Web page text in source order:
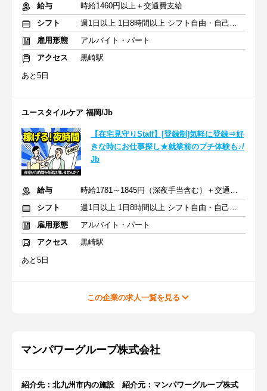
給与
時給1460円以上＋交通費支給
シフト
週1日以上 1日8時間以上 シフト自由・自己申告
雇用形態
アルバイト・パート
アクセス
黒崎駅
あと5日
ユースタイルケア 福岡/Jb
【在宅見守りStaff】[登録制]気軽に登録⇒好
きな時にお仕事探し★就業前のプチ体験も♪/
Jb
給与
時給1781～1845円（深夜手当含む）＋交通費支給
シフト
週1日以上 1日8時間以上 シフト自由・自己申告
雇用形態
アルバイト・パート
アクセス
黒崎駅
あと5日
この企業の求人一覧を見る
マンパワーグループ株式会社
紹介先：北九州市内の施設 紹介元：マンパワーグループ株式